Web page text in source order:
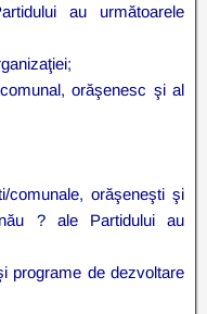
au următoarele
orăşenesc şi al
comunale, orăşeneşti şi
? ale Partidului au
programe de dezvoltare